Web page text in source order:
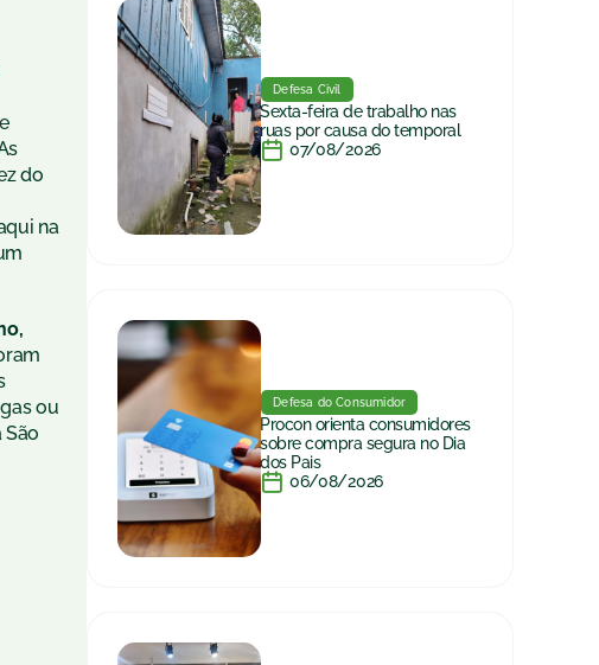
do
na
ou
Defesa Civil
Sexta-feira de trabalho nas
ruas por causa do temporal
07/08/2026
Defesa do Consumidor
Procon orienta consumidores
sobre compra segura no Dia
dos Pais
06/08/2026